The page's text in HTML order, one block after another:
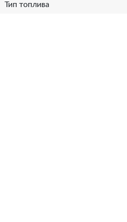
Тип топлива